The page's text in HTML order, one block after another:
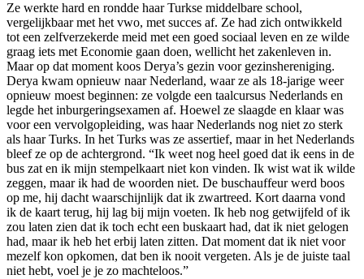
Ze werkte hard en rondde haar Turkse middelbare school,
vergelijkbaar met het vwo, met succes af. Ze had zich ontwikkeld
tot een zelfverzekerde meid met een goed sociaal leven en ze wilde
graag iets met Economie gaan doen, wellicht het zakenleven in.
Maar op dat moment koos Derya’s gezin voor gezinshereniging.
Derya kwam opnieuw naar Nederland, waar ze als 18-jarige weer
opnieuw moest beginnen: ze volgde een taalcursus Nederlands en
legde het inburgeringsexamen af. Hoewel ze slaagde en klaar was
voor een vervolgopleiding, was haar Nederlands nog niet zo sterk
als haar Turks. In het Turks was ze assertief, maar in het Nederlands
bleef ze op de achtergrond. “Ik weet nog heel goed dat ik eens in de
bus zat en ik mijn stempelkaart niet kon vinden. Ik wist wat ik wilde
zeggen, maar ik had de woorden niet. De buschauffeur werd boos
op me, hij dacht waarschijnlijk dat ik zwartreed. Kort daarna vond
ik de kaart terug, hij lag bij mijn voeten. Ik heb nog getwijfeld of ik
zou laten zien dat ik toch echt een buskaart had, dat ik niet gelogen
had, maar ik heb het erbij laten zitten. Dat moment dat ik niet voor
mezelf kon opkomen, dat ben ik nooit vergeten. Als je de juiste taal
niet hebt, voel je je zo machteloos.”